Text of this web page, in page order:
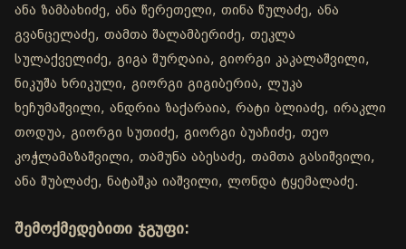
ანა ზამბახიძე, ანა წერეთელი, თინა წულაძე, ანა
გვანცელაძე, თამთა შალამბერიძე, თეკლა
სულაქველიძე, გიგა შურღაია, გიორგი კაკალაშვილი,
ნიკუშა ხრიკული, გიორგი გიგიბერია, ლუკა
ხეჩუმაშვილი, ანდრია ზაქარაია, რატი ბლიაძე, ირაკლი
თოდუა, გიორგი სუთიძე, გიორგი ბუაჩიძე, თეო
კოჭლამაზაშვილი, თამუნა აბესაძე, თამთა გასიშვილი,
ანა შუბლაძე, ნატაშკა იაშვილი, ლონდა ტყემალაძე.
შემოქმედებითი ჯგუფი: